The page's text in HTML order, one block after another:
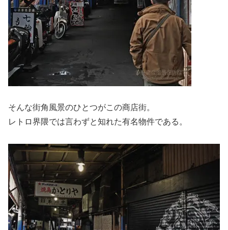
そんな街角風景のひとつがこの商店街。
レトロ界隈では言わずと知れた有名物件である。